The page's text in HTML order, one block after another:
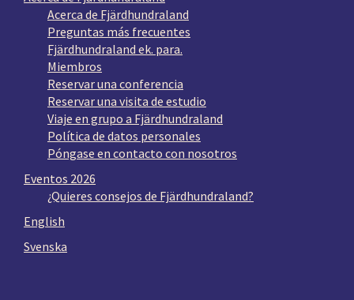
Acerca de Fjärdhundraland
Preguntas más frecuentes
Fjärdhundraland ek. para.
Miembros
Reservar una conferencia
Reservar una visita de estudio
Viaje en grupo a Fjärdhundraland
Política de datos personales
Póngase en contacto con nosotros
Eventos 2026
¿Quieres consejos de Fjärdhundraland?
English
Svenska